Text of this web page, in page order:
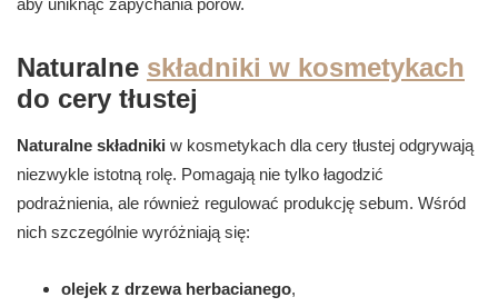
aby uniknąć zapychania porów.
Naturalne składniki w kosmetykach
do cery tłustej
Naturalne składniki w kosmetykach dla cery tłustej odgrywają
niezwykle istotną rolę. Pomagają nie tylko łagodzić
podrażnienia, ale również regulować produkcję sebum. Wśród
nich szczególnie wyróżniają się:
olejek z drzewa herbacianego,